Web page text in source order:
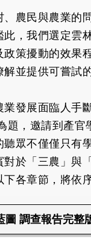
農民與農業的
，我們選定雲
策擾動的效果
並提供可嘗試
發展面臨人手
題，邀請到產
眾不僅僅只有
於「三農」與
各章節，將依
圖 調查報告完整